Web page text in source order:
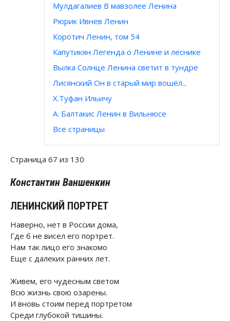
Мулдагалиев В мавзолее Ленина
Рюрик Ивнев Ленин
Коротич Ленин, том 54
Капутикян Легенда о Ленине и леснике
Вылка Солнце Ленина светит в тундре
Лисянский Он в старый мир вошёл...
Х.Туфан Ильичу
А. Балтакис Ленин в Вильнюсе
Все страницы
Страница 67 из 130
Константин Ваншенкин
ЛЕНИНСКИЙ ПОРТРЕТ
Наверно, нет в России дома,
Где б не висел его портрет.
Нам так лицо его знакомо
Еще с далеких ранних лет.
Живем, его чудесным светом
Всю жизнь свою озарены.
И вновь стоим перед портретом
Среди глубокой тишины.